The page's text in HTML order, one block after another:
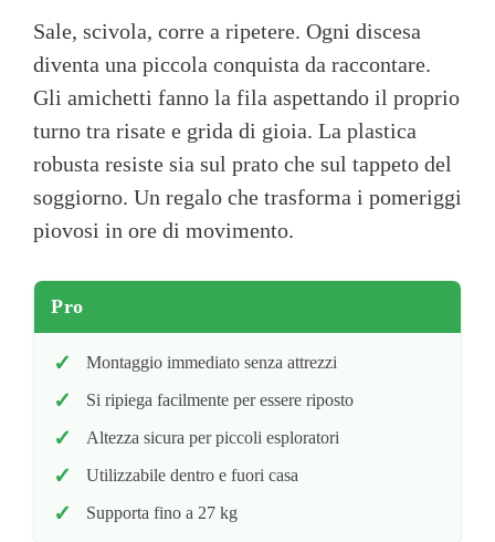
Sale, scivola, corre a ripetere. Ogni discesa
diventa una piccola conquista da raccontare.
Gli amichetti fanno la fila aspettando il proprio
turno tra risate e grida di gioia. La plastica
robusta resiste sia sul prato che sul tappeto del
soggiorno. Un regalo che trasforma i pomeriggi
piovosi in ore di movimento.
Pro
Montaggio immediato senza attrezzi
Si ripiega facilmente per essere riposto
Altezza sicura per piccoli esploratori
Utilizzabile dentro e fuori casa
Supporta fino a 27 kg